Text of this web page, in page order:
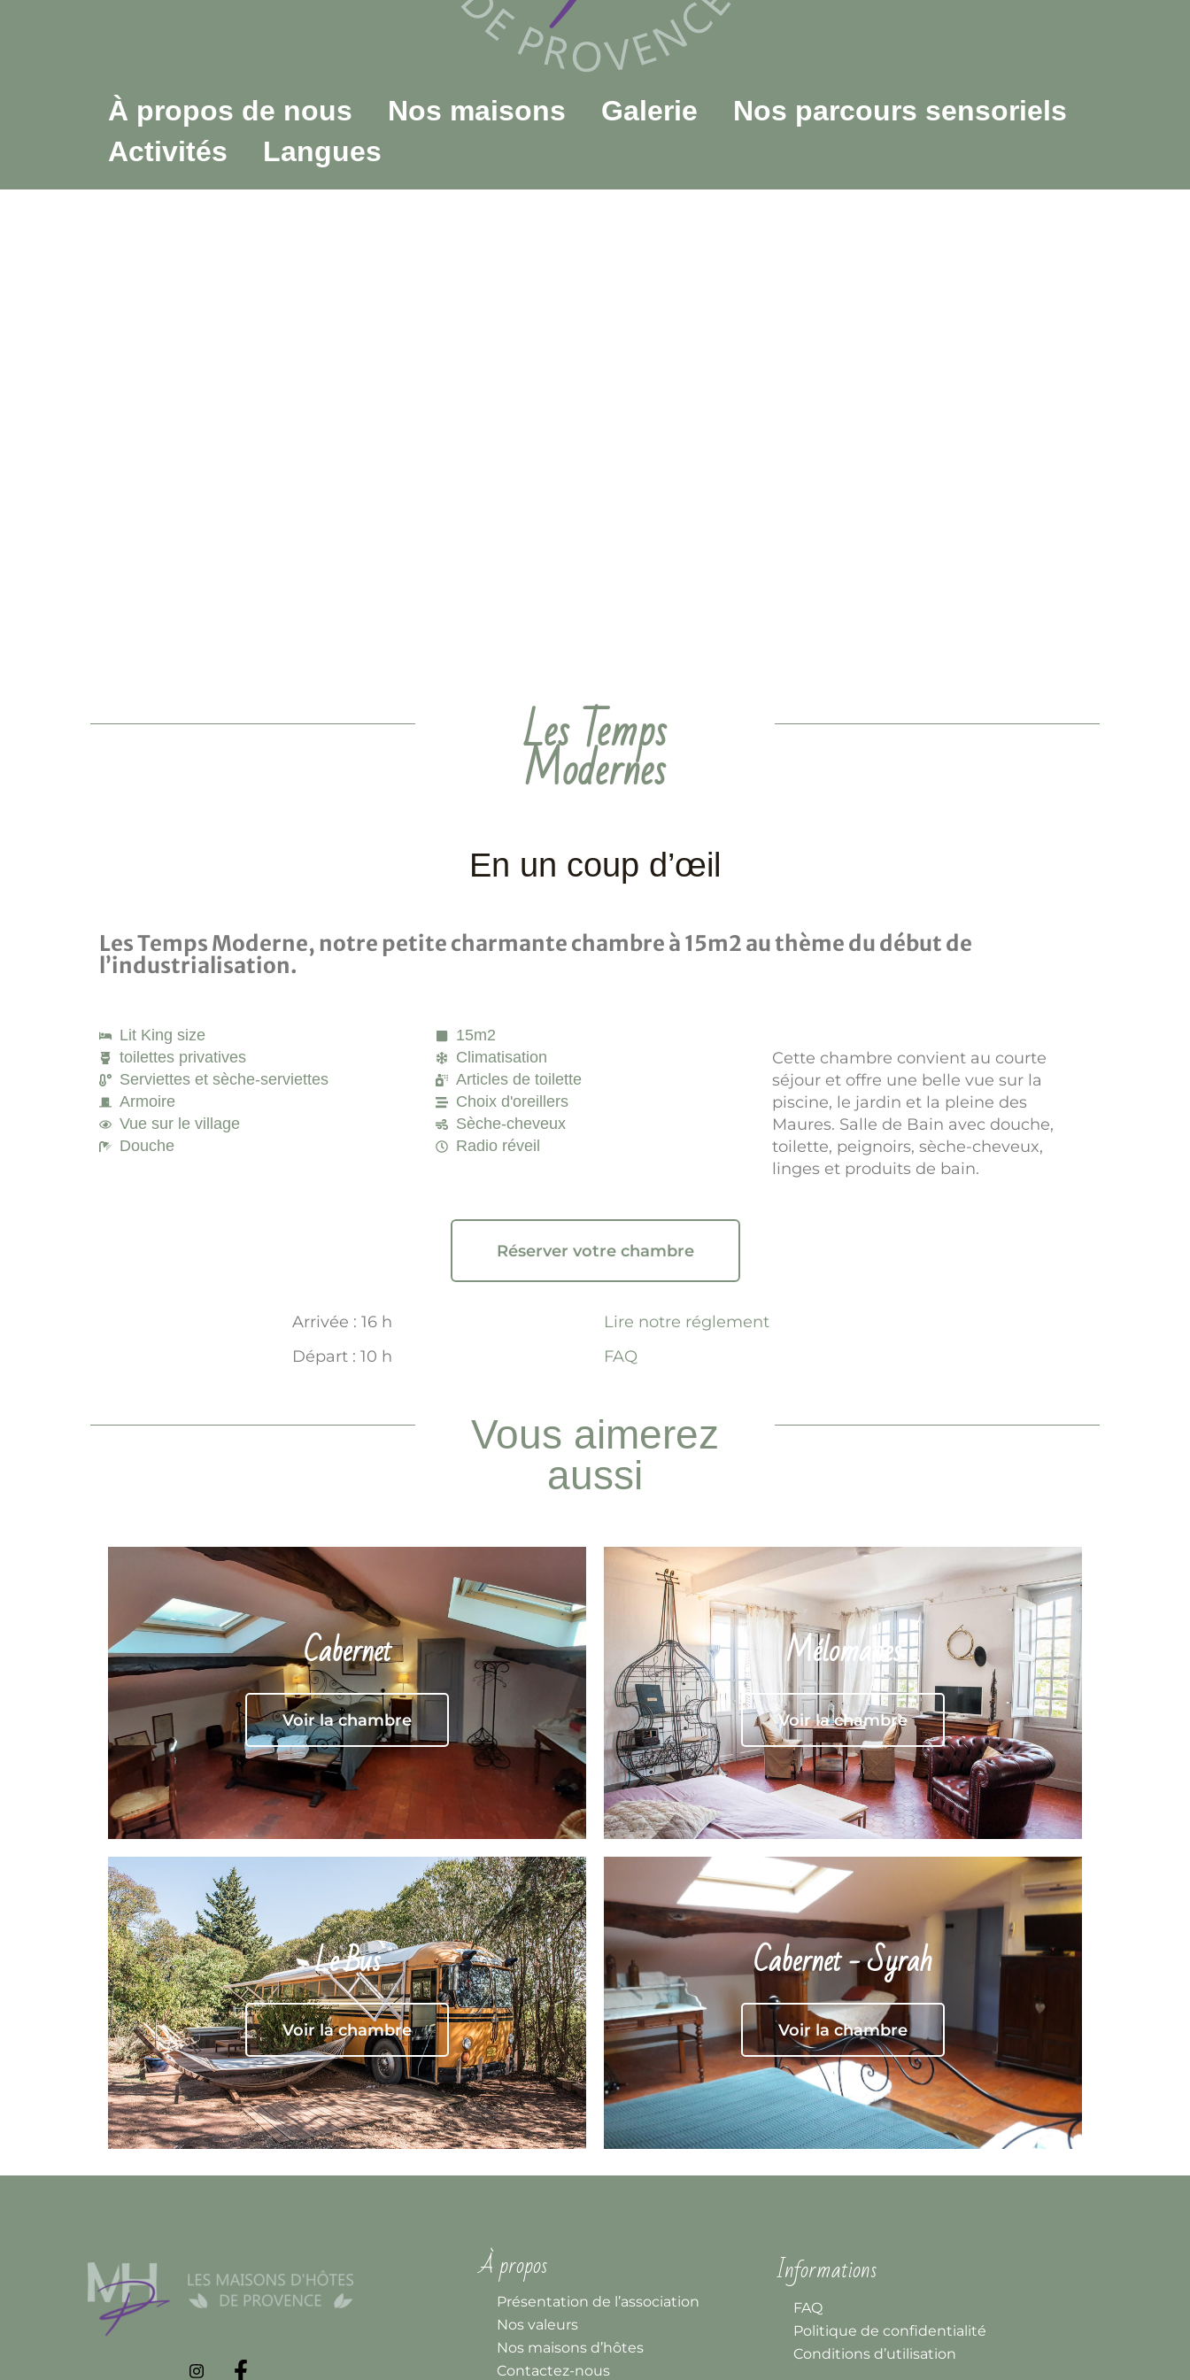
À propos de nous Nos maisons Galerie
Nos parcours sensoriels
Activités
Langues
Les Temps
Modernes
En un coup d’œil
Les Temps Moderne, notre petite charmante chambre à 15m2 au thème du début de
l’industrialisation.
Lit King size
toilettes privatives
Serviettes et sèche-serviettes
Armoire
Vue sur le village
Douche
15m2
Climatisation
Articles de toilette
Choix d'oreillers
Sèche-cheveux
Radio réveil
Cette chambre convient au courte
séjour et offre une belle vue sur la
piscine, le jardin et la pleine des
Maures. Salle de Bain avec douche,
toilette, peignoirs, sèche-cheveux,
linges et produits de bain.
Réserver votre chambre
Arrivée : 16 h
Départ : 10 h
Lire notre réglement
FAQ
Vous aimerez
aussi
Cabernet
Voir la chambre
Mélomanes
Voir la chambre
Le Bus
Voir la chambre
Cabernet - Syrah
Voir la chambre
À propos
Présentation de l’association
Nos valeurs
Nos maisons d’hôtes
Contactez-nous
Informations
FAQ
Politique de confidentialité
Conditions d’utilisation